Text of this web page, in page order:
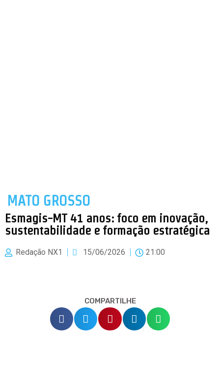
MATO GROSSO
Esmagis-MT 41 anos: foco em inovação,
sustentabilidade e formação estratégica
Redação NX1 15/06/2026 21:00
COMPARTILHE